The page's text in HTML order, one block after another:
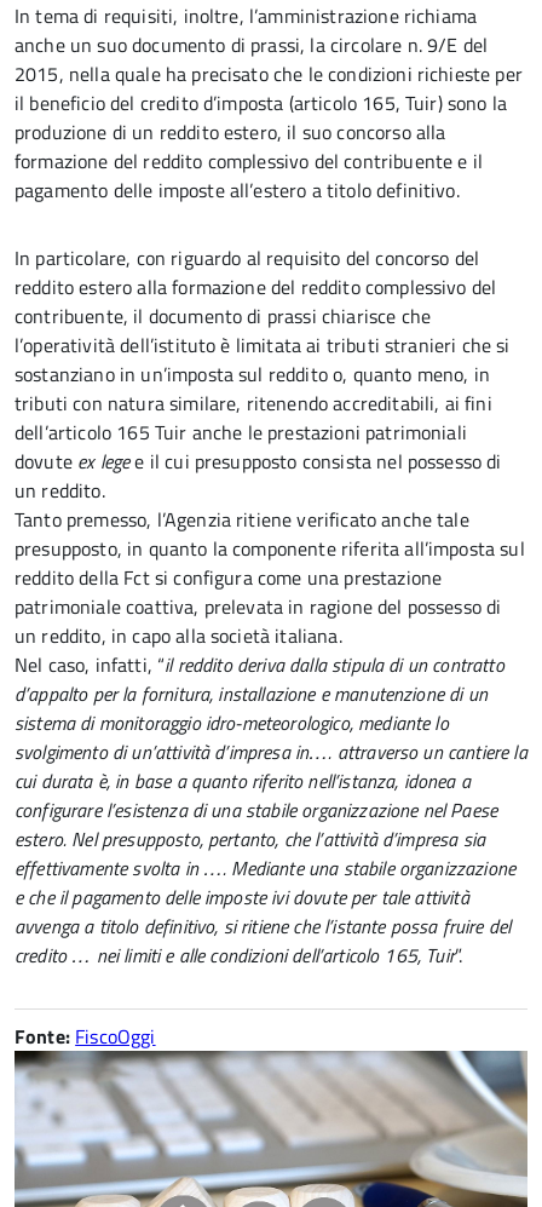
In tema di requisiti, inoltre, l’amministrazione richiama
anche un suo documento di prassi, la circolare n. 9/E del
2015, nella quale ha precisato che le condizioni richieste per
il beneficio del credito d’imposta (articolo 165, Tuir) sono la
produzione di un reddito estero, il suo concorso alla
formazione del reddito complessivo del contribuente e il
pagamento delle imposte all’estero a titolo definitivo.
In particolare, con riguardo al requisito del concorso del
reddito estero alla formazione del reddito complessivo del
contribuente, il documento di prassi chiarisce che
l’operatività dell’istituto è limitata ai tributi stranieri che si
sostanziano in un’imposta sul reddito o, quanto meno, in
tributi con natura similare, ritenendo accreditabili, ai fini
dell’articolo 165 Tuir anche le prestazioni patrimoniali
dovute ex legee il cui presupposto consista nel possesso di
un reddito.
Tanto premesso, l’Agenzia ritiene verificato anche tale
presupposto, in quanto la componente riferita all’imposta sul
reddito della Fct si configura come una prestazione
patrimoniale coattiva, prelevata in ragione del possesso di
un reddito, in capo alla società italiana.
Nel caso, infatti, “il reddito deriva dalla stipula di un contratto
d’appalto per la fornitura, installazione e manutenzione di un
sistema di monitoraggio idro-meteorologico, mediante lo
svolgimento di un’attività d’impresa in…. attraverso un cantiere la
cui durata è, in base a quanto riferito nell’istanza, idonea a
configurare l’esistenza di una stabile organizzazione nel Paese
estero. Nel presupposto, pertanto, che l’attività d’impresa sia
effettivamente svolta in …. Mediante una stabile organizzazione
e che il pagamento delle imposte ivi dovute per tale attività
avvenga a titolo definitivo, si ritiene che l’istante possa fruire del
credito … nei limiti e alle condizioni dell’articolo 165, Tuir”.
Fonte: FiscoOggi